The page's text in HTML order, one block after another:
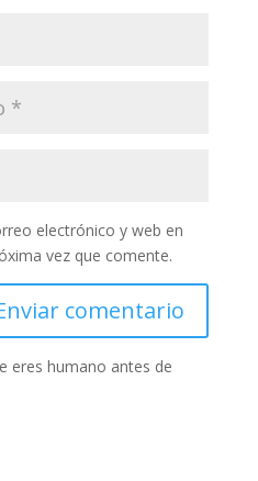
electrónico y web en
vez que comente.
eres humano antes de